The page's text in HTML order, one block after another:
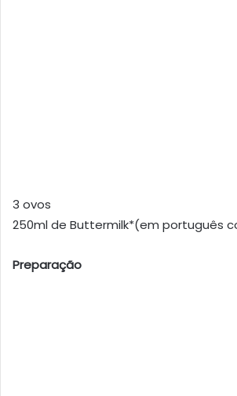
3 ovos
250ml de Buttermilk*(em português
Preparação